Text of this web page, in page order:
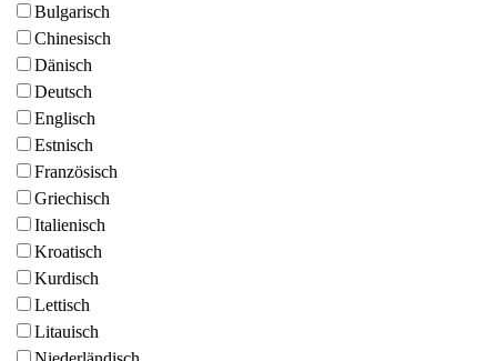
Bulgarisch
Chinesisch
Dänisch
Deutsch
Englisch
Estnisch
Französisch
Griechisch
Italienisch
Kroatisch
Kurdisch
Lettisch
Litauisch